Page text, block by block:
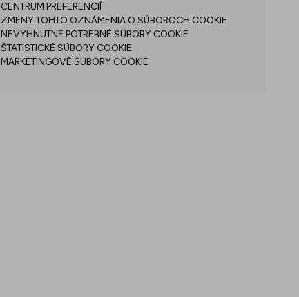
CENTRUM PREFERENCIÍ
ZMENY TOHTO OZNÁMENIA O SÚBOROCH COOKIE
NEVYHNUTNE POTREBNÉ SÚBORY COOKIE
ŠTATISTICKÉ SÚBORY COOKIE
MARKETINGOVÉ SÚBORY COOKIE